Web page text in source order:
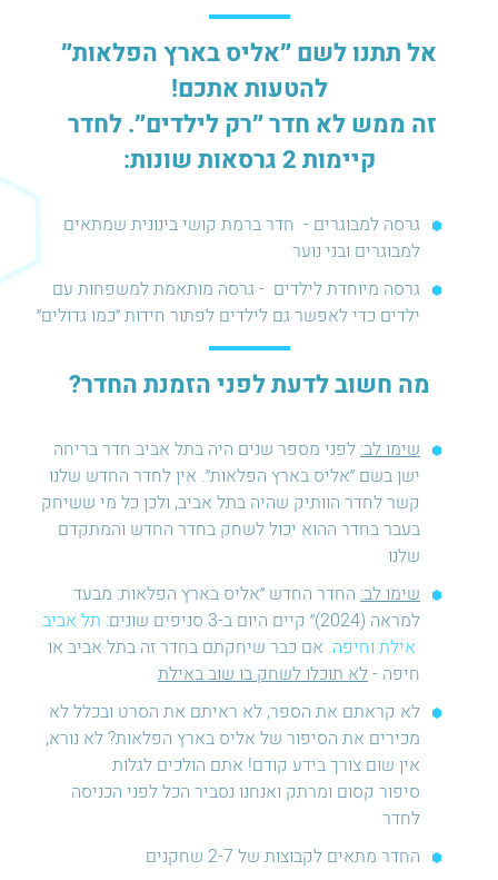
אל תתנו לשם ״אליס בארץ הפלאות״
להטעות אתכם!
זה ממש לא חדר ״רק לילדים״. לחדר
קיימות 2 גרסאות שונות:
גרסה למבוגרים - חדר ברמת קושי בינונית שמתאים
למבוגרים ובני נוער
גרסה מיוחדת לילדים - גרסה מותאמת למשפחות עם
ילדים כדי לאפשר גם לילדים לפתור חידות ״כמו גדולים״
מה חשוב לדעת לפני הזמנת החדר?
שימו לב:לפני מספר שנים היה בתל אביב חדר בריחה
ישן בשם ״אליס בארץ הפלאות״. אין לחדר החדש שלנו
קשר לחדר הוותיק שהיה בתל אביב, ולכן כל מי ששיחק
בעבר בחדר ההוא יכול לשחק בחדר החדש והמתקדם
שלנו
שימו לב: החדר החדש ״אליס בארץ הפלאות: מבעד
למראה (2024)״ קיים היום ב-3 סניפים שונים:
תל אביב
אילת וחיפה. אם כבר שיחקתם בחדר זה בתל אביב או
חיפה -לא תוכלו לשחק בו שוב באילת
לא קראתם את הספר, לא ראיתם את הסרט ובכלל לא
מכירים את הסיפור של אליס בארץ הפלאות? לא נורא,
אין שום צורך בידע קודם! אתם הולכים לגלות
סיפור קסום ומרתק ואנחנו נסביר הכל לפני הכניסה
לחדר
החדר מתאים לקבוצות של 2-7 שחקנים